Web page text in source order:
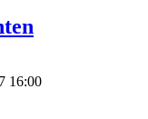
16:00